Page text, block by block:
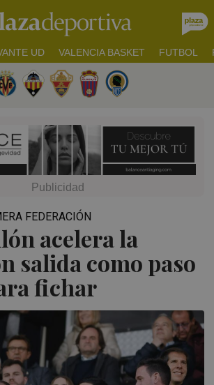
UD VALENCIA BASKET FUTBOL
acelera la
salida como paso
fichar
FEDERACIÓN